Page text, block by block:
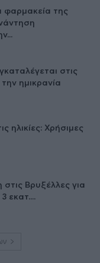
φαρμακεία της
στις
ημικρανία
ηλικίες: Χρήσιμες
Βρυξέλλες για
εκατ....